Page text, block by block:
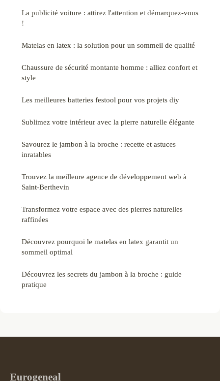
La publicité voiture : attirez l'attention et démarquez-vous
!
Matelas en latex : la solution pour un sommeil de qualité
Chaussure de sécurité montante homme : alliez confort et
style
Les meilleures batteries festool pour vos projets diy
Sublimez votre intérieur avec la pierre naturelle élégante
Savourez le jambon à la broche : recette et astuces
inratables
Trouvez la meilleure agence de développement web à
Saint-Berthevin
Transformez votre espace avec des pierres naturelles
raffinées
Découvrez pourquoi le matelas en latex garantit un
sommeil optimal
Découvrez les secrets du jambon à la broche : guide
pratique
Eurogeneal